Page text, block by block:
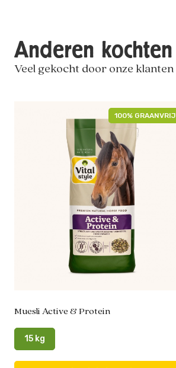
Anderen kochten
Veel gekocht door onze klanten
100% GRAANVRIJ
Muesli Active & Protein
15 kg